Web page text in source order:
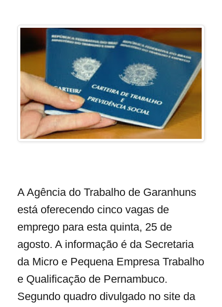
A Agência do Trabalho de Garanhuns
está oferecendo cinco vagas de
emprego para esta quinta, 25 de
agosto. A informação é da Secretaria
da Micro e Pequena Empresa Trabalho
e Qualificação de Pernambuco.
Segundo quadro divulgado no site da